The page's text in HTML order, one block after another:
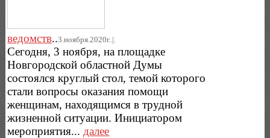
ведомств..3.ноября.2020г..|.
Сегодня, 3 ноября, на площадке
Новгородской областной Думы
состоялся круглый стол, темой которого
стали вопросы оказания помощи
женщинам, находящимся в трудной
жизненной ситуации. Инициатором
мероприятия... далее